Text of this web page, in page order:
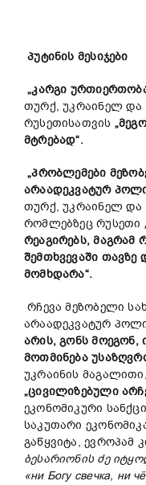
პუტინის მესიჯები
„კარგი
თურქ, უკრაინელ
რუსეთისათვის
მტრებად“.
„პრობლემები
არაადეკვატურ
თურქ, უკრაინელ
რომლებზეც რუსეთი
რეაგირებს, მაგრამ
შემთხვევაში
მომხდარა“.
რჩევა მეზობელი
არაადეკვატურ
არის, გონს მოეგონ,
მოთმინება
უკრაინის
„ცივილიზებული
ეკონომიკური
საკუთარი
გაწყვიტა, ევროპამ
ბესარიონის ძე
«ни Богу свечка, ни